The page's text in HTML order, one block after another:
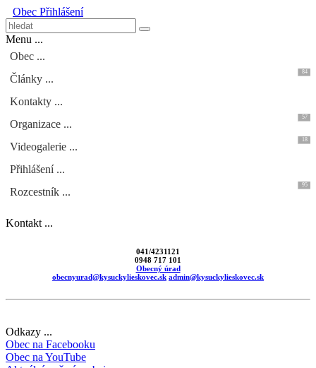
Obec Přihlášení
Menu ...
Obec ...
Články ...
84
Kontakty ...
Organizace ...
57
Videogalerie ...
18
Přihlášení ...
Rozcestník ...
95
Kontakt ...
041/4231121
0948 717 101
Obecný úrad
obecnyurad@kysuckylieskovec.sk admin@kysuckylieskovec.sk
Odkazy ...
Obec na Facebooku
Obec na YouTube